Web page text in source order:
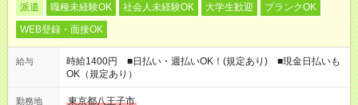
派遣 職種未経験OK 社会人未経験OK 大学生歓迎
ブランクOK
WEB登録・面接OK
給与
時給1400円 ■日払い・週払いOK！(規定あり) ■現金日払いも
OK（規定あり）
勤務地
東京都八王子市